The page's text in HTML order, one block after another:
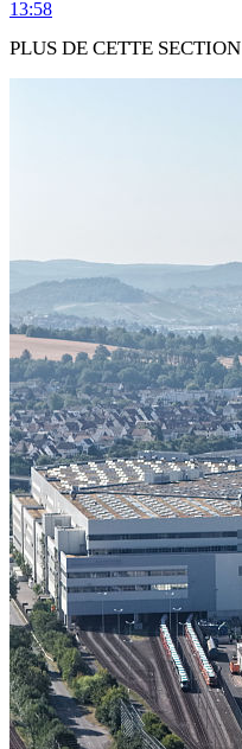
13:58
PLUS DE CETTE SECTION